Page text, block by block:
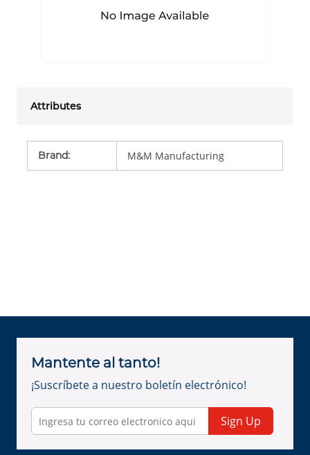
Attributes
Brand: M&M Manufacturing
Mantente al tanto!
¡Suscríbete a nuestro boletín electrónico!
Sign Up